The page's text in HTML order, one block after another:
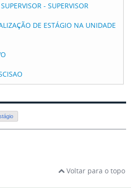
- SUPERVISOR
DE ESTÁGIO NA UNIDADE
Voltar para o topo